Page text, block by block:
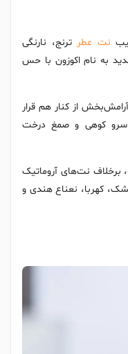
نت‌ عطر ترنج، نارنگی
به نام اکوزون با حس
از کنار هم قرار
سرو کوهی و صمغ درخت
برخلاف نت‌های آروماتیک
کهربا، نعناع هندی و